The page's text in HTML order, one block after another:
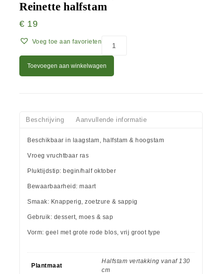
Reinette halfstam
€ 19
Voeg toe aan favorieten
Toevoegen aan winkelwagen
Beschrijving Aanvullende informatie
Beschikbaar in laagstam, halfstam & hoogstam
Vroeg vruchtbaar ras
Pluktijdstip: begin/half oktober
Bewaarbaarheid: maart
Smaak: Knapperig, zoetzure & sappig
Gebruik: dessert, moes & sap
Vorm: geel met grote rode blos, vrij groot type
Plantmaat
Halfstam vertakking vanaf 130
cm